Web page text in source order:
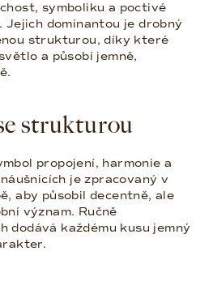
symboliku a poctivé
dominantou je drobný
strukturou, díky které
a působí jemně,
strukturou
propojení, harmonie a
je zpracovaný v
aby působil decentně, ale
význam. Ručně
dodává každému kusu jemný